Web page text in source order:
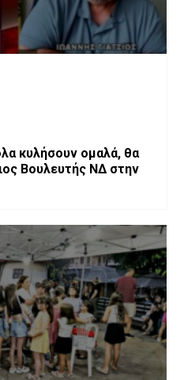
κυλήσουν ομαλά, θα
Βουλευτής ΝΔ στην